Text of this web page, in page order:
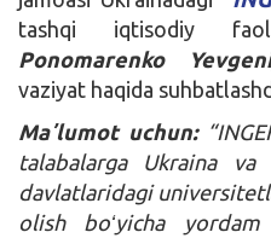
tashqi iqtisodiy
Ponomarenko
vaziyat haqida
Maʼlumot uchun:
talabalarga Ukraina
davlatlaridagi
olish boʻyicha